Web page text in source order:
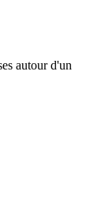
autour d'un